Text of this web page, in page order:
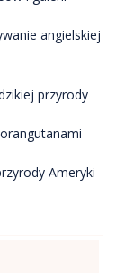
angielskiej
przyrody
Ameryki